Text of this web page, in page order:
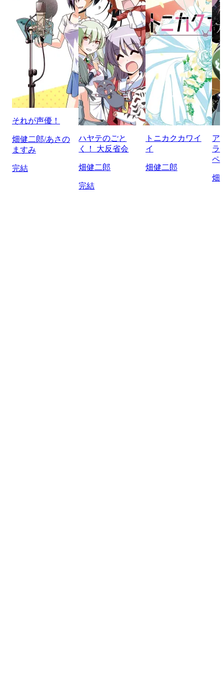
それが声優！
畑健二郎/あさの
ますみ
完結
ハヤテのごと
く！ 大反省会
畑健二郎
完結
トニカクカワイ
イ
畑健二郎
ア
ラ
ペ
畑